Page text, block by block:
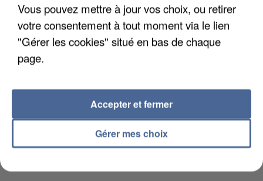
L’UN DES FONDATEURS SUPPOSÉS DE LA DZ
MAFIA INTERPELLÉ EN ALGÉRIE
Vous pouvez mettre à jour vos choix, ou retirer
votre consentement à tout moment via le lien
"Gérer les cookies" situé en bas de chaque
page.
Gérer mes choix
Accepter et fermer